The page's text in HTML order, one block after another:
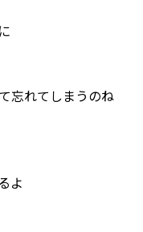
忘れてしまうのね
よ